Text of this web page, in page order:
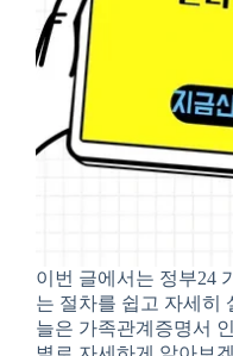
이번 글에서는 정부24
는 절차를 쉽고 자세히
늘은 가족관계증명서